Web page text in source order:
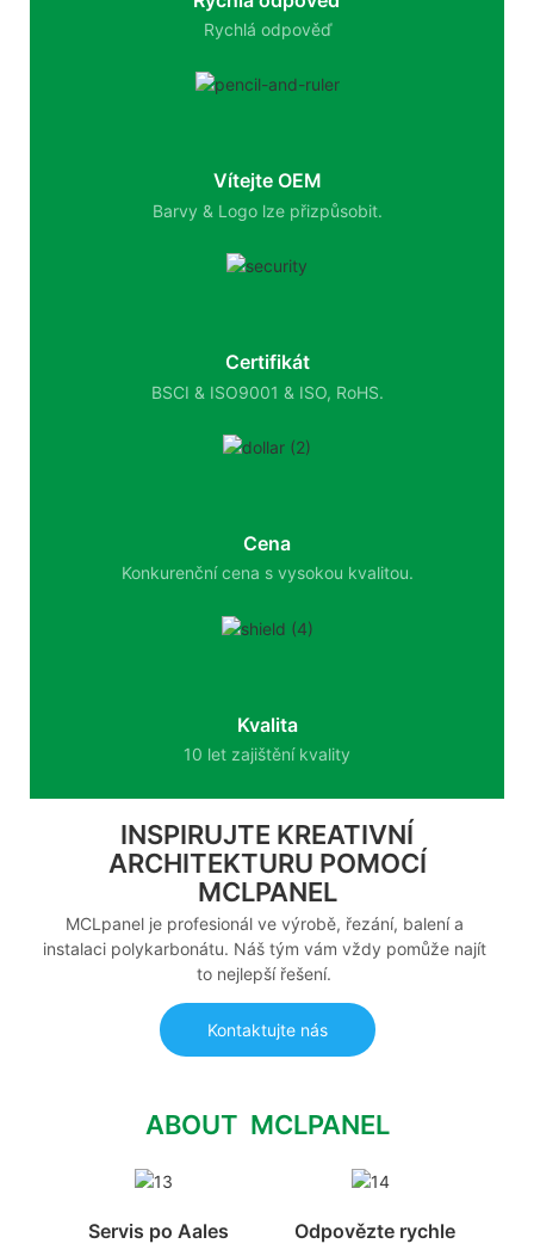
Rychlá odpověď
Vítejte OEM
Barvy & Logo lze přizpůsobit.
Certifikát
BSCI & ISO9001 & ISO, RoHS.
Cena
Konkurenční cena s vysokou kvalitou.
Kvalita
10 let zajištění kvality
INSPIRUJTE KREATIVNÍ
ARCHITEKTURU POMOCÍ
MCLPANEL
MCLpanel je profesionál ve výrobě, řezání, balení a
instalaci polykarbonátu. Náš tým vám vždy pomůže najít
to nejlepší řešení.
Kontaktujte nás
ABOUT MCLPANEL
Servis po Aales Odpovězte rychle